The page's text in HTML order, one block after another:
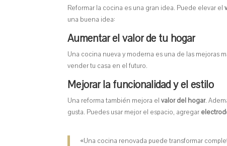
Reformar la cocina es una gran idea. Puede elevar el
una buena idea:
Aumentar el valor de tu hogar
Una cocina nueva y moderna es una de las mejoras
vender tu casa en el futuro.
Mejorar la funcionalidad y el estilo
Una reforma también mejora elvalor del hogar.
gusta. Puedes usar mejor el espacio, agregar
«Una cocina renovada puede transformar